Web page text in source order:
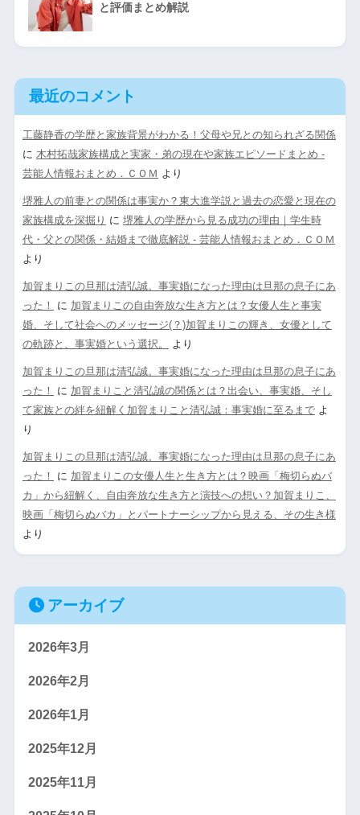
と評価まとめ解説
最近のコメント
工藤静香の学歴と家族背景がわかる！父母や兄との知られざる関係
に 木村拓哉家族構成と実家・弟の現在や家族エピソードまとめ -
芸能人情報おまとめ．ＣＯＭ より
堺雅人の前妻との関係は事実か？東大進学説と過去の恋愛と現在の
家族構成を深掘り に 堺雅人の学歴から見る成功の理由｜学生時
代・父との関係・結婚まで徹底解説 - 芸能人情報おまとめ．ＣＯＭ
より
加賀まりこの旦那は清弘誠。事実婚になった理由は旦那の息子にあ
った！
に 加賀まりこの自由奔放な生き方とは？女優人生と事実
婚、そして社会へのメッセージ(？)加賀まりこの輝き、女優として
の軌跡と、事実婚という選択。
より
加賀まりこの旦那は清弘誠。事実婚になった理由は旦那の息子にあ
った！
に 加賀まりこと清弘誠の関係とは？出会い、事実婚、そし
て家族との絆を紐解く加賀まりこと清弘誠：事実婚に至るまでよ
り
加賀まりこの旦那は清弘誠。事実婚になった理由は旦那の息子にあ
った！
に 加賀まりこの女優人生と生き方とは？映画「梅切らぬバ
カ」から紐解く、自由奔放な生き方と演技への想い？加賀まりこ、
映画「梅切らぬバカ」とパートナーシップから見える、その生き様
より
アーカイブ
2026年3月
2026年2月
2026年1月
2025年12月
2025年11月